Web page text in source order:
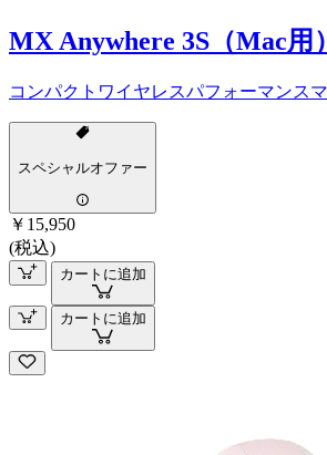
MX Anywhere 3S（Mac用）
コンパクトワイヤレスパフォーマンス
スペシャルオファー
￥15,950
(税込)
カートに追加
カートに追加